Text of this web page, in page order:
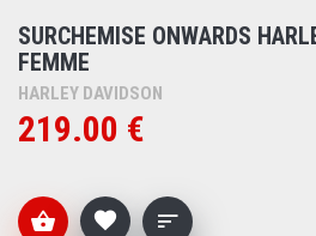
SURCHEMISE ONWARDS
FEMME
HARLEY DAVIDSON
219.00 €